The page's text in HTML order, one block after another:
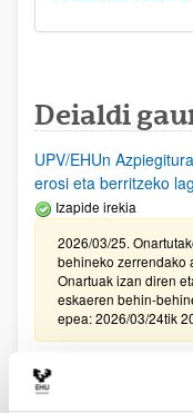
Deialdi
UPV/EHUn
erosi eta berritzeko
Izapide irekia
2026/03/25.
behineko zerrendako
Onartuak izan diren
eskaeren behin-
epea: 2026/03/24tik
Zientzia, Teknologia
sustatzeko laguntzen